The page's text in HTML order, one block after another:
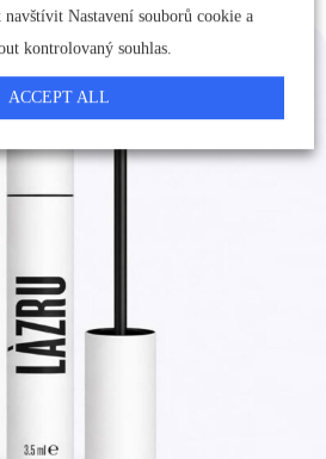
navštívit Nastavení souborů cookie a
kontrolovaný souhlas.
ACCEPT ALL